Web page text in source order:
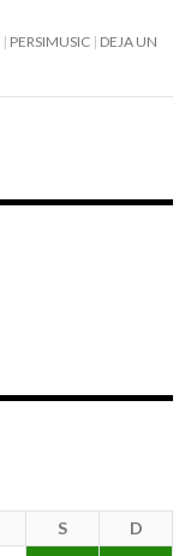
PERSIMUSIC DEJA UN
S
D